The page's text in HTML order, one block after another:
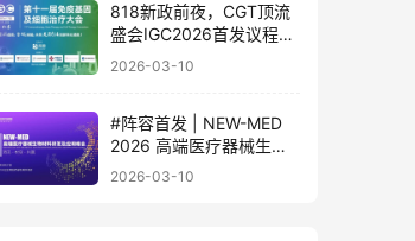
818新政前夜，CGT顶流
盛会IGC2026首发议程公
布！体内细胞/基因治疗/
决策者4月齐聚北京
2026-03-10
#阵容首发 | NEW-MED
2026 高端医疗器械生物
材料研发及应用峰会 北京
2026-03-10